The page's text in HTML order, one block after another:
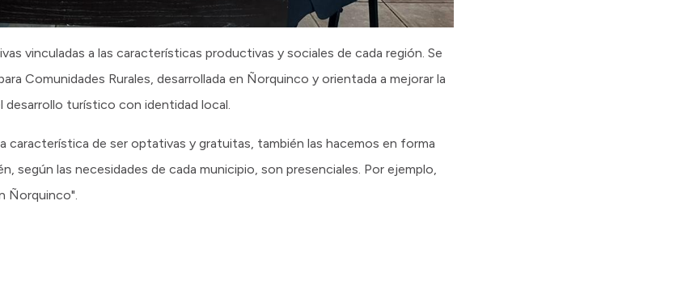
vinculadas a las características productivas y sociales de cada región. Se
Comunidades Rurales, desarrollada en Ñorquinco y orientada a mejorar la
turístico con identidad local.
característica de ser optativas y gratuitas, también las hacemos en forma
según las necesidades de cada municipio, son presenciales. Por ejemplo,
Ñorquinco".